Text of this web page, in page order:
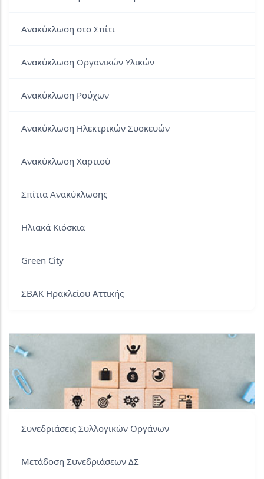
Ανακύκλωση στο Σπίτι
Ανακύκλωση Οργανικών Υλικών
Ανακύκλωση Ρούχων
Ανακύκλωση Ηλεκτρικών Συσκευών
Ανακύκλωση Χαρτιού
Σπίτια Ανακύκλωσης
Ηλιακά Κιόσκια
Green City
ΣΒΑΚ Ηρακλείου Αττικής
Συνεδριάσεις Συλλογικών Οργάνων
Μετάδοση Συνεδριάσεων ΔΣ